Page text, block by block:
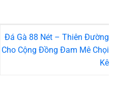
Đá Gà 88 Nét – Thiên Đường
Cho Cộng Đồng Đam Mê Chọi
Kê